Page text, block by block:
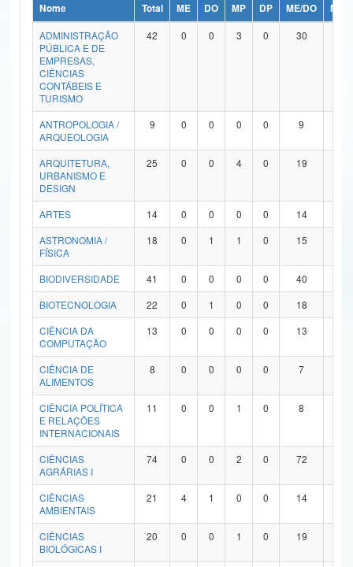
Ministério da Ciência, Tecnologia, Inovações e Comunicações
Ministério do Meio Ambiente
Ministério do Turismo
Ministério do Desenvolvimento Regional
Controladoria-Geral da União
Ministério da Mulher, da Família e dos Direitos Humanos
Secretaria de Governo
Advocacia-Geral da União
Banco Central do Brasil
Nome Total ME DO MP DP ME/DO
MP/
ADMINISTRAÇÃO
PÚBLICA E DE
EMPRESAS,
CIÊNCIAS
CONTÁBEIS E
TURISMO
42 0 0 3 0 30
ANTROPOLOGIA /
ARQUEOLOGIA
9 0 0 0 0 9
ARQUITETURA,
URBANISMO E
DESIGN
25 0 0 4 0 19
ARTES 14 0 0 0 0 14
ASTRONOMIA /
FÍSICA
18 0 1 1 0 15
BIODIVERSIDADE 41 0 0 0 0 40
BIOTECNOLOGIA
22 0 1 0 0 18
CIÊNCIA DA
COMPUTAÇÃO
13 0 0 0 0 13
CIÊNCIA DE
ALIMENTOS
8 0 0 0 0 7
CIÊNCIA POLÍTICA
E RELAÇÕES
INTERNACIONAIS
11 0 0 1 0 8
CIÊNCIAS
AGRÁRIAS I
74 0 0 2 0 72
CIÊNCIAS
AMBIENTAIS
21 4 1 0 0 14
CIÊNCIAS
BIOLÓGICAS I
20 0 0 1 0 19